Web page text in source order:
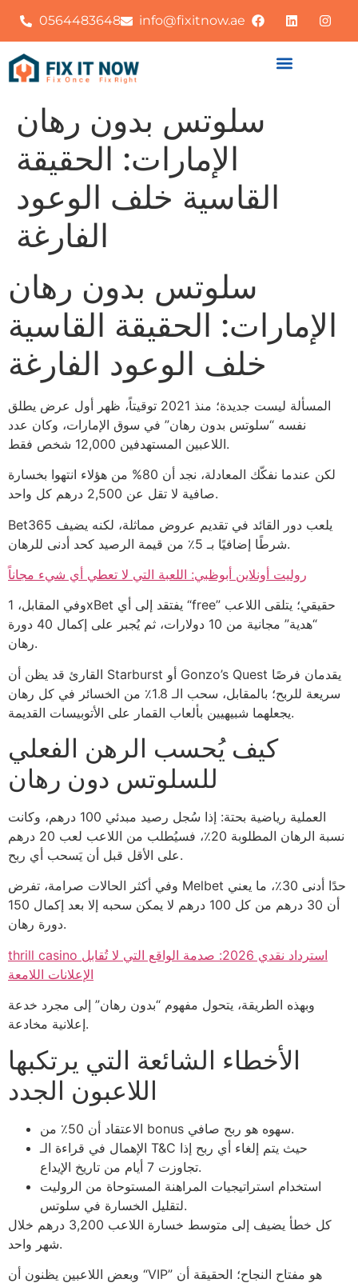
0564483648 info@fixitnow.ae
سلوتس بدون رهان
الإمارات: الحقيقة
القاسية خلف الوعود
الفارغة
سلوتس بدون رهان
الإمارات: الحقيقة القاسية
خلف الوعود الفارغة
المسألة ليست جديدة؛ منذ 2021 توقيتاً، ظهر أول عرض يطلق
نفسه “سلوتس بدون رهان” في سوق الإمارات، وكان عدد
اللاعبين المستهدفين 12,000 شخص فقط.
لكن عندما نفكّك المعادلة، نجد أن 80% من هؤلاء انتهوا بخسارة
صافية لا تقل عن 2,500 درهم كل واحد.
Bet365 يلعب دور القائد في تقديم عروض مماثلة، لكنه يضيف
شرطًا إضافيًا بـ 5٪ من قيمة الرصيد كحد أدنى للرهان.
روليت أونلاين أبوظبي: اللعبة التي لا تعطي أي شيء مجاناً
وفي المقابل، 1xBet يفتقد إلى أي “free” حقيقي؛ يتلقى اللاعب
“هدية” مجانية من 10 دولارات، ثم يُجبر على إكمال 40 دورة
رهان.
القارئ قد يظن أن Starburst أو Gonzo’s Quest يقدمان فرصًا
سريعة للربح؛ بالمقابل، سحب الـ 1.8٪ من الخسائر في كل رهان
يجعلهما شبيهيين بألعاب القمار على الأتوبيسات القديمة.
كيف يُحسب الرهن الفعلي
للسلوتس دون رهان
العملية رياضية بحتة: إذا سُجل رصيد مبدئي 100 درهم، وكانت
نسبة الرهان المطلوبة 20٪، فسيُطلب من اللاعب لعب 20 درهم
على الأقل قبل أن يَسحب أي ربح.
وفي أكثر الحالات صرامة، تفرض Melbet حدًا أدنى 30٪، ما يعني
أن 30 درهم من كل 100 درهم لا يمكن سحبه إلا بعد إكمال 150
دورة رهان.
thrill casino استرداد نقدي 2026: صدمة الواقع التي لا تُقابل
الإعلانات اللامعة
وبهذه الطريقة، يتحول مفهوم “بدون رهان” إلى مجرد خدعة
إعلانية مخادعة.
الأخطاء الشائعة التي يرتكبها
اللاعبون الجدد
الاعتقاد أن 50٪ من bonus سهوه هو ربح صافي.
الإهمال في قراءة الـ T&C حيث يتم إلغاء أي ربح إذا
تجاوزت 7 أيام من تاريخ الإيداع.
استخدام استراتيجيات المراهنة المستوحاة من الروليت
لتقليل الخسارة في سلوتس.
كل خطأ يضيف إلى متوسط خسارة اللاعب 3,200 درهم خلال
شهر واحد.
وبعض اللاعبين يظنون أن “VIP” هو مفتاح النجاح؛ الحقيقة أن